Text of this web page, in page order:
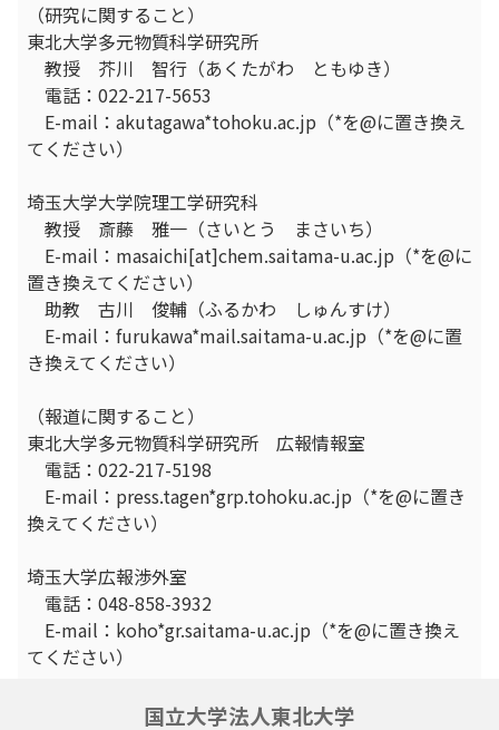
（研究に関すること）
東北大学多元物質科学研究所
教授 芥川 智行（あくたがわ ともゆき）
電話：022-217-5653
E-mail：akutagawa*tohoku.ac.jp（*を@に置き換え
てください）
埼玉大学大学院理工学研究科
教授 斎藤 雅一（さいとう まさいち）
E-mail：masaichi[at]chem.saitama-u.ac.jp（*を@に
置き換えてください）
助教 古川 俊輔（ふるかわ しゅんすけ）
E-mail：furukawa*mail.saitama-u.ac.jp（*を@に置
き換えてください）
（報道に関すること）
東北大学多元物質科学研究所 広報情報室
電話：022-217-5198
E-mail：press.tagen*grp.tohoku.ac.jp（*を@に置き
換えてください）
埼玉大学広報渉外室
電話：048-858-3932
E-mail：koho*gr.saitama-u.ac.jp（*を@に置き換え
てください）
国立大学法人東北大学